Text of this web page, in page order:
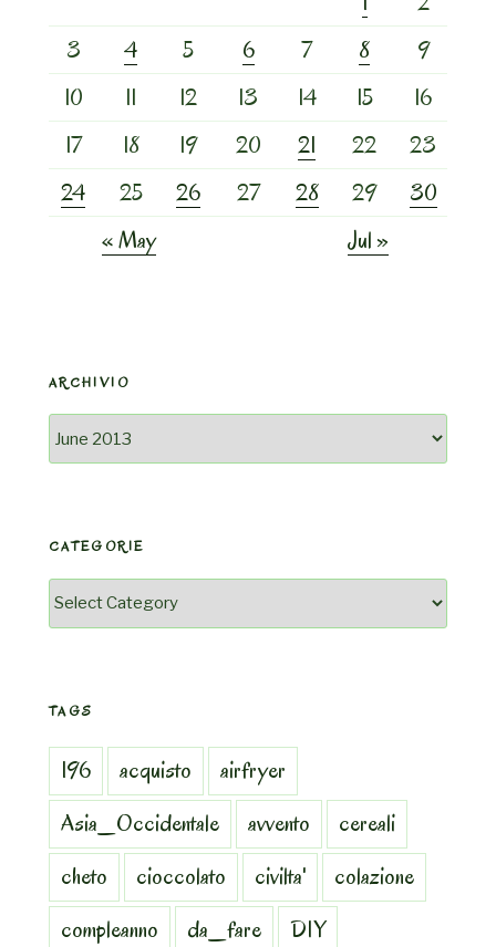
3
4 5 6 7 8
9
10
11 12 13 14 15
16
17
18 19 20 21 22
23
24
25 26 27 28 29
30
« May
Jul »
ARCHIVIO
Archivio
CATEGORIE
Categorie
TAGS
196 acquisto
airfryer
Asia_Occidentale
avvento
cereali
cheto
cioccolato civilta'
colazione
compleanno
da_fare
DIY